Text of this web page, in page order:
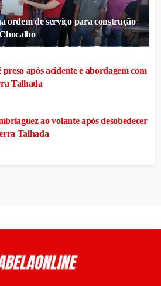
ordem de serviço para construção
após acidente e abordagem com
Talhada
ao volante após desobedecer
Talhada